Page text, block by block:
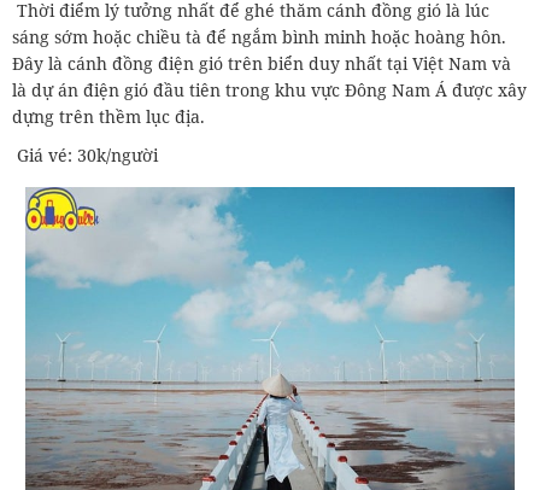
Thời điểm lý tưởng nhất để ghé thăm cánh đồng gió là lúc
sáng sớm hoặc chiều tà để ngắm bình minh hoặc hoàng hôn.
Đây là cánh đồng điện gió trên biển duy nhất tại Việt Nam và
là dự án điện gió đầu tiên trong khu vực Đông Nam Á được xây
dựng trên thềm lục địa.
Giá vé: 30k/người